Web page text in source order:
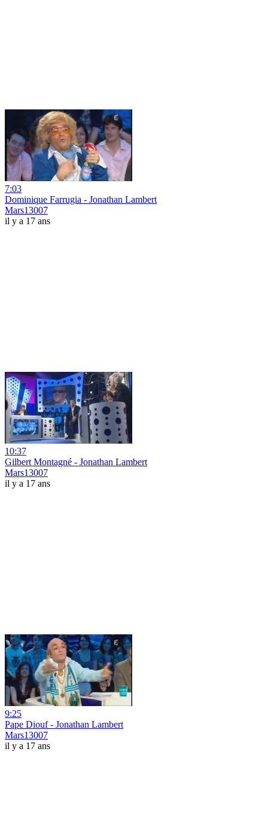
7:03
Dominique Farrugia - Jonathan Lambert
Mars13007
il y a 17 ans
10:37
Gilbert Montagné - Jonathan Lambert
Mars13007
il y a 17 ans
9:25
Pape Diouf - Jonathan Lambert
Mars13007
il y a 17 ans